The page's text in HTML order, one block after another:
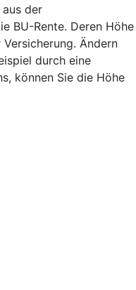
der
BU-Rente. Deren Höhe
Ändern
durch eine
können Sie die Höhe